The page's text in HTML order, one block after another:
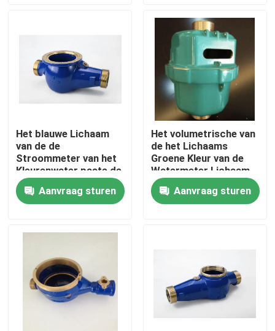
Ongeveer ons
Fabrieksreis
Kwaliteitscontrole
Contacteer ons
nieuws
Het Afgietsel van het messingsbrons
Het blauwe Lichaam
van de de
Stroommeter van het
Kleurenwater paste de
Adapterlichaam DN
15-DN 50 van de
Watermeter aan
Aanvraag sturen
Het volumetrische van
de het Lichaams
Groene Kleur van de
Watermeter Lichaam
van de de
Stroommeter voor
Koud Water DN15
Aanvraag sturen